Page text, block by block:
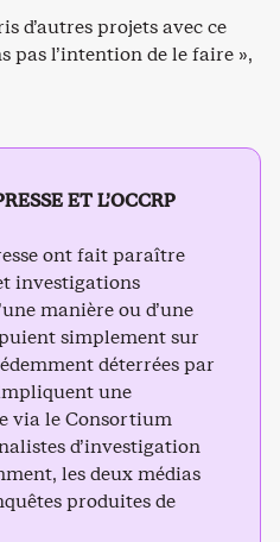
d’autres projets avec ce
pas l’intention de le faire »,
ET L’OCCRP
ont fait paraître
investigations
manière ou d’une
simplement sur
déterrées par
une
via le Consortium
d’investigation
les deux médias
produites de